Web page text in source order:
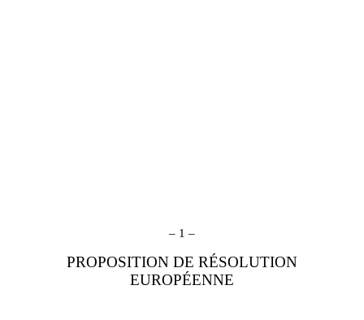
– 1 –
PROPOSITION DE RÉSOLUTION
EUROPÉENNE